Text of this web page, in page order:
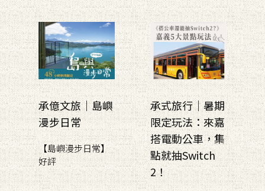
承億文旅｜島嶼
漫步日常
【島嶼漫步日常】
好評
承式旅行｜暑期
限定玩法：來嘉
搭電動公車，集
點就抽Switch
2！